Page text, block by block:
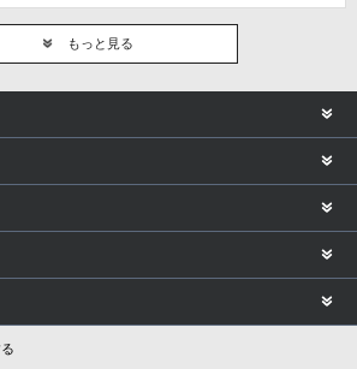
もっと見る